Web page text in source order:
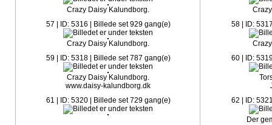
Crazy Daisy Kalundborg.
57 | ID: 5316 | Billede set 929 gang(e)
Crazy Daisy Kalundborg.
58 | ID:
59 | ID: 5318 | Billede set 787 gang(e)
Crazy Daisy Kalundborg.
www.daisy-kalundborg.dk
60 | ID:
61 | ID: 5320 | Billede set 729 gang(e)
62 | ID:
Der